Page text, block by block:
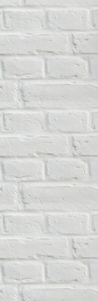
Zum
Inhalt
springen